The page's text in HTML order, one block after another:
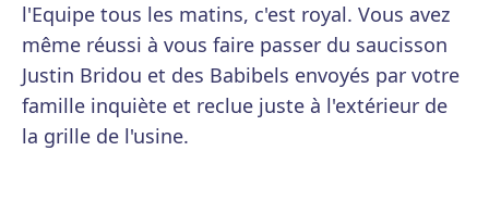
l'Equipe tous les matins, c'est royal. Vous avez
même réussi à vous faire passer du saucisson
Justin Bridou et des Babibels envoyés par votre
famille inquiète et reclue juste à l'extérieur de
la grille de l'usine.